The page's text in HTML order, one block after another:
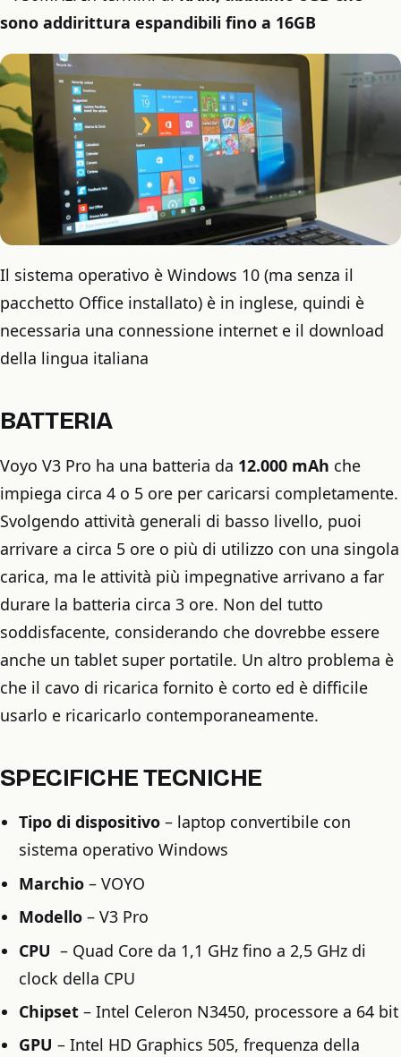
sono addirittura espandibili fino a 16GB
Il sistema operativo è Windows 10 (ma senza il
pacchetto Office installato) è in inglese, quindi è
necessaria una connessione internet e il download
della lingua italiana
BATTERIA
Voyo V3 Pro ha una batteria da 12.000 mAh che
impiega circa 4 o 5 ore per caricarsi completamente.
Svolgendo attività generali di basso livello, puoi
arrivare a circa 5 ore o più di utilizzo con una singola
carica, ma le attività più impegnative arrivano a far
durare la batteria circa 3 ore. Non del tutto
soddisfacente, considerando che dovrebbe essere
anche un tablet super portatile. Un altro problema è
che il cavo di ricarica fornito è corto ed è difficile
usarlo e ricaricarlo contemporaneamente.
SPECIFICHE TECNICHE
Tipo di dispositivo – laptop convertibile con
sistema operativo Windows
Marchio– VOYO
Modello– V3 Pro
CPU – Quad Core da 1,1 GHz fino a 2,5 GHz di
clock della CPU
Chipset– Intel Celeron N3450, processore a 64 bit
GPU – Intel HD Graphics 505, frequenza della